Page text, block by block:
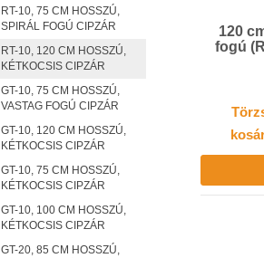
120
fogú
RT-10, 75 CM HOSSZÚ,
SPIRÁL FOGÚ CIPZÁR
RT-10, 120 CM HOSSZÚ,
KÉTKOCSIS CIPZÁR
GT-10, 75 CM HOSSZÚ,
VASTAG FOGÚ CIPZÁR
GT-10, 120 CM HOSSZÚ,
KÉTKOCSIS CIPZÁR
GT-10, 75 CM HOSSZÚ,
KÉTKOCSIS CIPZÁR
GT-10, 100 CM HOSSZÚ,
KÉTKOCSIS CIPZÁR
GT-20, 85 CM HOSSZÚ,